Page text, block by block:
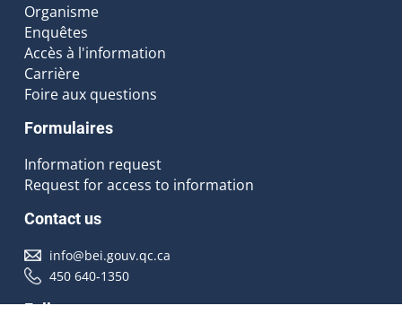
Organisme
Enquêtes
Accès à l'information
Carrière
Foire aux questions
Formulaires
Information request
Request for access to information
Contact us
info@bei.gouv.qc.ca
450 640-1350
Follow us